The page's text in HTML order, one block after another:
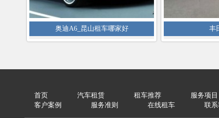
奥迪A6_昆山租车哪家好 丰
首页 汽车租赁 租车推荐
服务项目
客户案例
服务准则 在线租车 联